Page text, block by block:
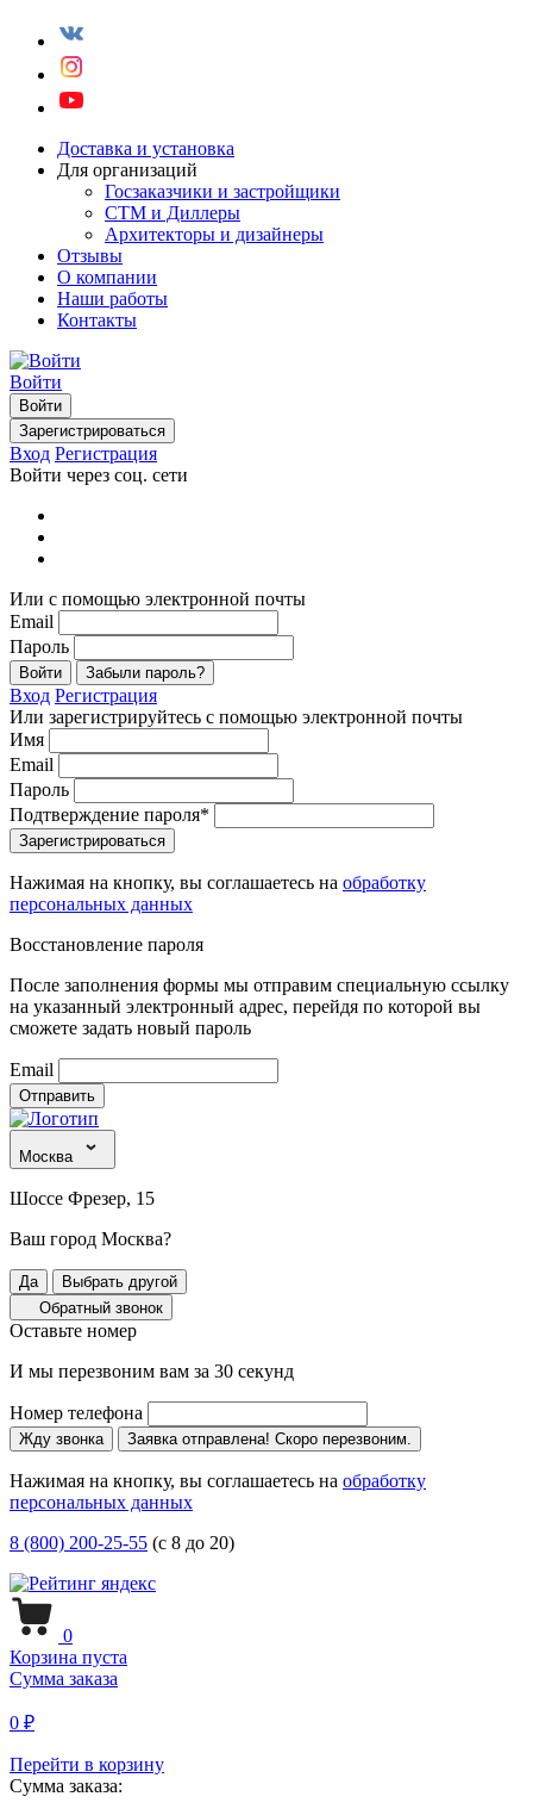
Доставка и установка
Для организаций
Госзаказчики и застройщики
СТМ и Диллеры
Архитекторы и дизайнеры
Отзывы
О компании
Наши работы
Контакты
Войти
Войти
Зарегистрироваться
Вход Регистрация
Войти через соц. сети
Или с помощью электронной почты
Email
Пароль
Войти Забыли пароль?
Вход Регистрация
Или зарегистрируйтесь с помощью электронной почты
Имя
Email
Пароль
Подтверждение пароля*
Зарегистрироваться
Нажимая на кнопку, вы соглашаетесь на обработку
персональных данных
Восстановление пароля
После заполнения формы мы отправим специальную ссылку
на указанный электронный адрес, перейдя по которой вы
сможете задать новый пароль
Email
Отправить
Москва
Шоссе Фрезер, 15
Ваш город Москва?
Да
Выбрать другой
Обратный звонок
Оставьте номер
И мы перезвоним вам за 30 секунд
Номер телефона
Жду звонка Заявка отправлена! Скоро перезвоним.
Нажимая на кнопку, вы соглашаетесь на обработку
персональных данных
8 (800) 200-25-55 (с 8 до 20)
0
Корзина пуста
Сумма заказа
0 ₽
Перейти в корзину
Сумма заказа: